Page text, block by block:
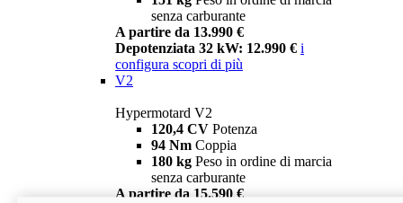
senza carburante
A partire da 13.990 €
Depotenziata 32 kW: 12.990 € i
configura scopri di più
V2
Hypermotard V2
120,4 CV Potenza
94 Nm Coppia
180 kg Peso in ordine di marcia
senza carburante
A partire da 15.590 €